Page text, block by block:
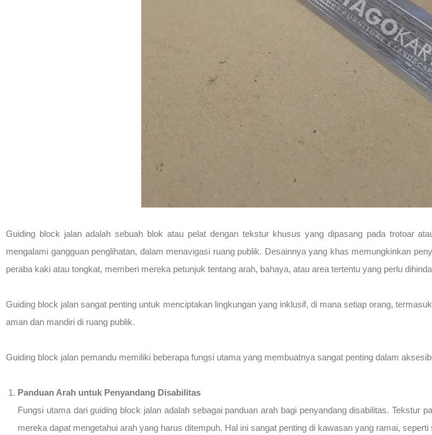
Guiding block jalan adalah sebuah blok atau pelat dengan tekstur khusus yang dipasang pada trotoar
mengalami gangguan penglihatan, dalam menavigasi ruang publik. Desainnya yang khas memungkinkan
peraba kaki atau tongkat, memberi mereka petunjuk tentang arah, bahaya, atau area tertentu yang perlu
Guiding block jalan sangat penting untuk menciptakan lingkungan yang inklusif, di mana setiap orang,
aman dan mandiri di ruang publik.
Guiding block jalan pemandu memiliki beberapa fungsi utama yang membuatnya sangat penting dalam
Panduan Arah untuk Penyandang Disabilitas
Fungsi utama dari guiding block jalan adalah sebagai panduan arah bagi penyandang disabilitas. Tekstur
mereka dapat mengetahui arah yang harus ditempuh. Hal ini sangat penting di kawasan yang ramai,